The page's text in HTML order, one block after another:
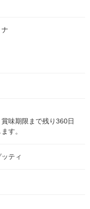
味期限まで残り360日
す。
ティ